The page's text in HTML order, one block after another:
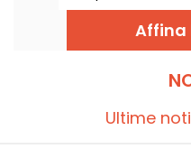
molte delle quali
Parigi. Seguite laAffina
Ultime